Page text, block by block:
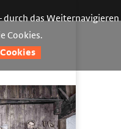
durch das Weiternavigieren
Cookies.